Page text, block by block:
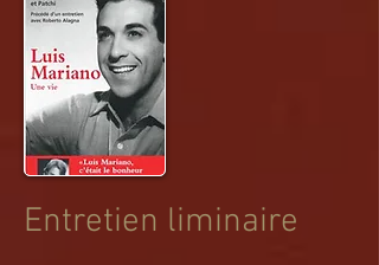
Entretien liminaire